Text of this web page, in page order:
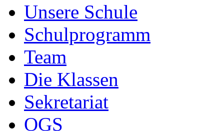
Unsere Schule
Schulprogramm
Team
Die Klassen
Sekretariat
OGS